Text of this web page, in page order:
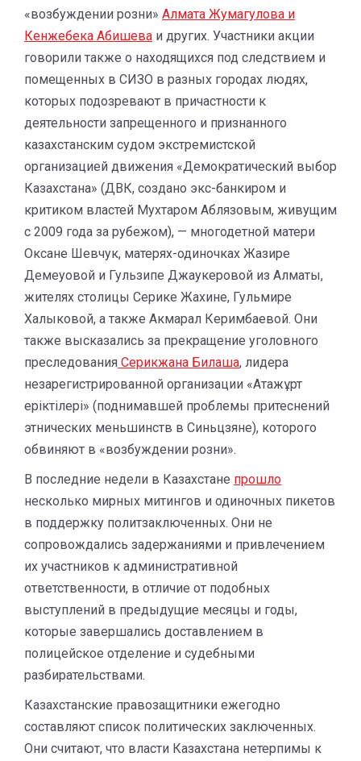
«возбуждении розни» Алмата Жумагулова и
Кенжебека Абишева и других. Участники акции
говорили также о находящихся под следствием и
помещенных в СИЗО в разных городах людях,
которых подозревают в причастности к
деятельности запрещенного и признанного
казахстанским судом экстремистской
организацией движения «Демократический выбор
Казахстана» (ДВК, создано экс-банкиром и
критиком властей Мухтаром Аблязовым, живущим
с 2009 года за рубежом), — многодетной матери
Оксане Шевчук, матерях-одиночках Жазире
Демеуовой и Гульзипе Джаукеровой из Алматы,
жителях столицы Серике Жахине, Гульмире
Халыковой, а также Акмарал Керимбаевой. Они
также высказались за прекращение уголовного
преследования Серикжана Билаша, лидера
незарегистрированной организации «Атажұрт
еріктілері» (поднимавшей проблемы притеснений
этнических меньшинств в Синьцзяне), которого
обвиняют в «возбуждении розни».
В последние недели в Казахстане прошло
несколько мирных митингов и одиночных пикетов
в поддержку политзаключенных. Они не
сопровождались задержаниями и привлечением
их участников к административной
ответственности, в отличие от подобных
выступлений в предыдущие месяцы и годы,
которые завершались доставлением в
полицейское отделение и судебными
разбирательствами.
Казахстанские правозащитники ежегодно
составляют список политических заключенных.
Они считают, что власти Казахстана нетерпимы к